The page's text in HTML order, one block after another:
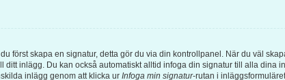
först skapa en signatur, detta gör du via din kontrollpanel. När du väl
ditt inlägg. Du kan också automatiskt alltid infoga din signatur till alla dina
inlägg genom att klicka ur Infoga min signatur-rutan i